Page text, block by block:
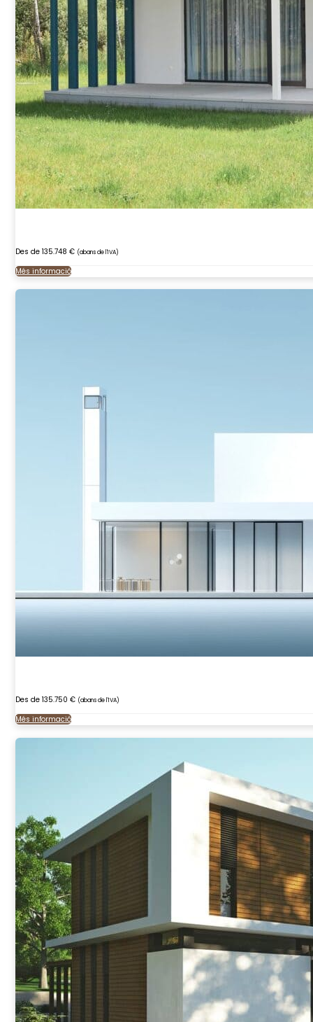
Des de 135.748 € (abans de l'IVA)
Més informació
Des de 135.750 € (abans de l'IVA)
Més informació